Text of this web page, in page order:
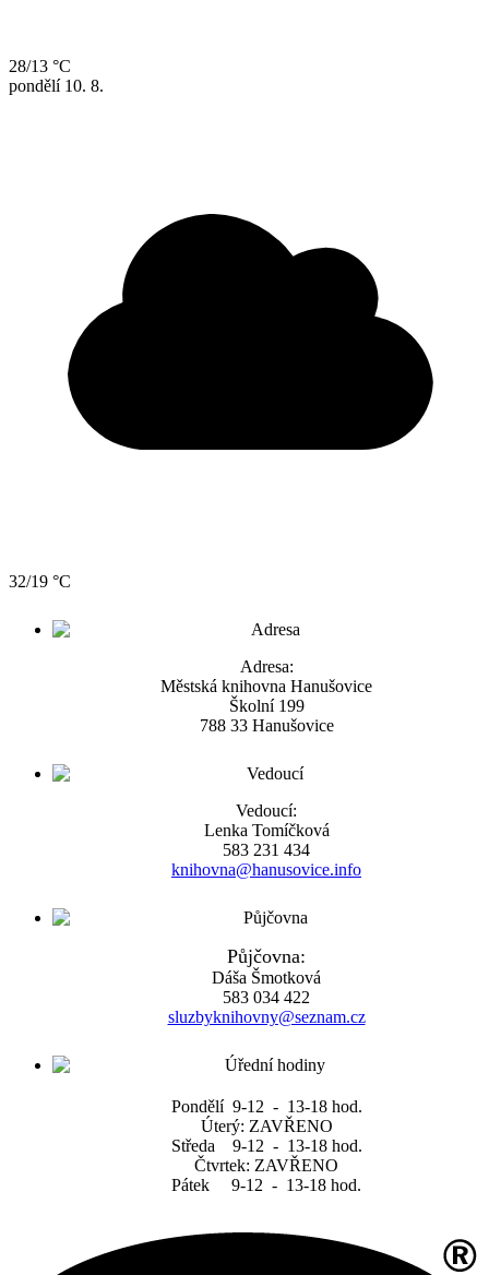
28/13 °C
pondělí 10. 8.
32/19 °C
Adresa:
Městská knihovna Hanušovice
Školní 199
788 33 Hanušovice
Vedoucí:
Lenka Tomíčková
583 231 434
knihovna@hanusovice.info
Půjčovna:
Dáša Šmotková
583 034 422
sluzbyknihovny@seznam.cz
Pondělí 9-12 - 13-18 hod.
Úterý: ZAVŘENO
Středa 9-12 - 13-18 hod.
Čtvrtek: ZAVŘENO
Pátek 9-12 - 13-18 hod.